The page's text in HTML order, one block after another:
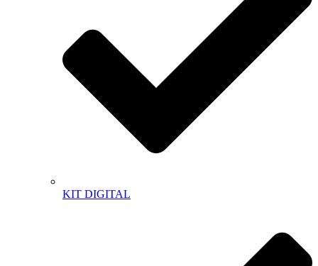
KIT DIGITAL